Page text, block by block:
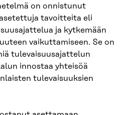
on onnistunut
tavoitteita eli
ja kytkemään
vaikuttamiseen. Se on
tulevaisuusajattelun
innostaa yhteisöä
tulevaisuuksien